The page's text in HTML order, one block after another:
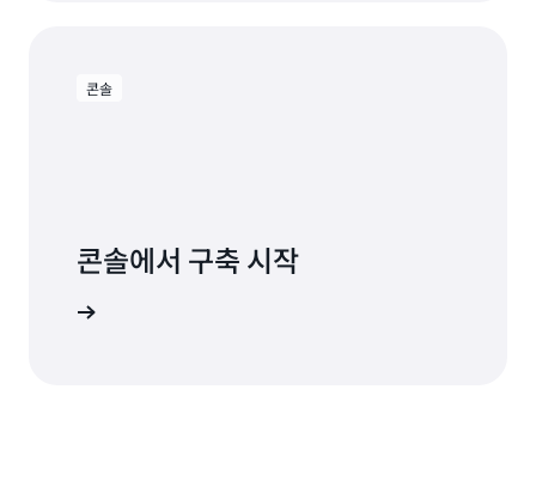
콘솔
콘솔에서 구축 시작